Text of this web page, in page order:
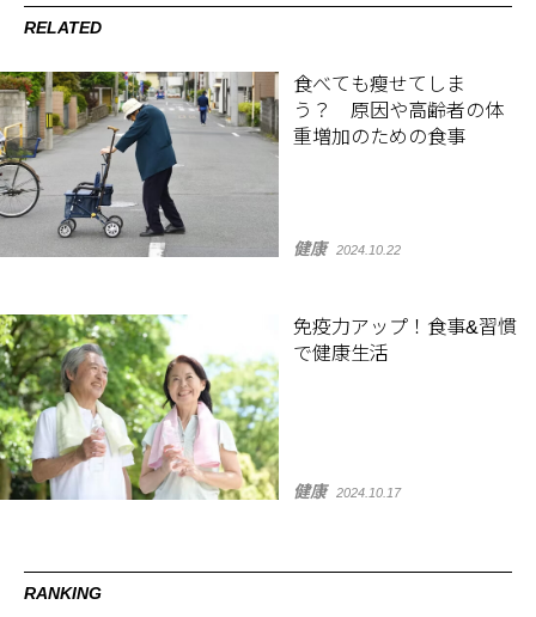
RELATED
食べても瘦せてしま
う？ 原因や高齢者の体
重増加のための食事
健康 2024.10.22
免疫力アップ！食事&習慣
で健康生活
健康 2024.10.17
RANKING